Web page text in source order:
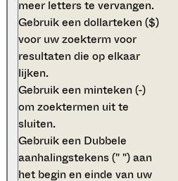
meer letters te vervangen.
Gebruik eendollarteken ($)
voor uw zoekterm voor
resultaten die op elkaar
lijken.
Gebruik een minteken (-)
om zoektermen uit te
sluiten.
Gebruik een Dubbele
aanhalingstekens (" ")aan
het begin en einde van uw